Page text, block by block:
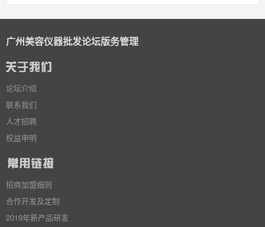
广州美容仪器批发论坛版务管理
论坛介绍
联系我们
人才招聘
权益申明
招商加盟细则
合作开发及定制
2019年新产品研发